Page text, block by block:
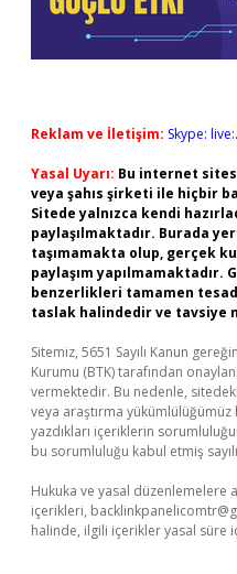
Reklam ve İletişim: Skype:
Yasal Uyarı: Bu internet
veya şahıs şirketi ile hiçbir
Sitede yalnızca kendi
paylaşılmaktadır. Burada
taşımamakta olup, gerçek
paylaşım
benzerlikleri tamamen
taslak halindedir ve tavsiye
Sitemiz, 5651 Sayılı Kanun
Kurumu (BTK) tarafından
vermektedir. Bu nedenle,
veya araştırma
yazdıkları içeriklerin
bu sorumluluğu kabul etmiş
Hukuka ve yasal düzenlemelere
içerikleri,
halinde, ilgili içerikler yasal süre